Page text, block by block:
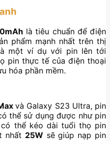
là tiêu chuẩn để điện
phẩm mạnh nhất trên thị
một ví dụ với pin lên tới
pin thực tế của điện thoại
hóa phần mềm.
và Galaxy S23 Ultra, pin
thể sử dụng được như pin
có thể kéo dài tuổi thọ pin
nhất 25Wsẽ giúp nạp pin